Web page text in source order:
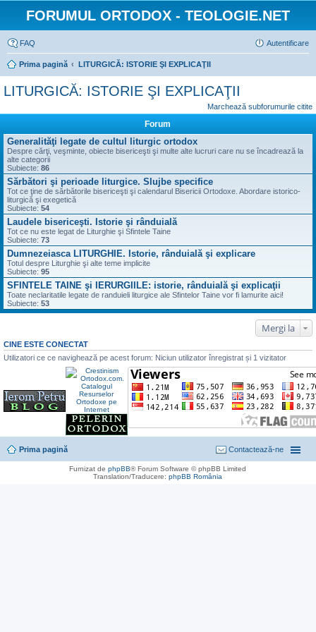
FORUMUL ORTODOX - TEOLOGIE.NET
FAQ Autentificare
Prima pagină LITURGICĂ: ISTORIE ŞI EXPLICAŢII
LITURGICĂ: ISTORIE ŞI EXPLICAŢII
Marchează subforumurile citite
Forum
Generalităţi legate de cultul liturgic ortodox
Despre cărţi, veşminte, obiecte bisericeşti şi multe alte lucruri care nu se încadrează la
alte categorii
Subiecte: 86
Sărbători şi perioade liturgice. Slujbe specifice
Tot ce ţine de sărbătorile bisericeşti şi calendarul Bisericii Ortodoxe. Abordare istorico-
liturgică şi exegetică
Subiecte: 54
Laudele bisericeşti. Istorie şi rânduială
Tot ce nu este legat de Liturghie şi Sfintele Taine
Subiecte: 73
Dumnezeiasca LITURGHIE. Istorie, rânduială şi explicare
Totul despre Liturghie şi alte teme implicite
Subiecte: 95
SFINTELE TAINE şi IERURGIILE: istorie, rânduială şi explicaţii
Toate neclaritatile legate de randuieli liturgice ale Sfintelor Taine vor fi lamurite aici!
Subiecte: 53
Mergi la
CINE ESTE CONECTAT
Utilizatori ce ce navighează pe acest forum: Niciun utilizator înregistrat și 1 vizitator
Prima pagină Contactează-ne
Furnizat dephpBB® Forum Software © phpBB Limited
Translation/Traducere:phpBB România